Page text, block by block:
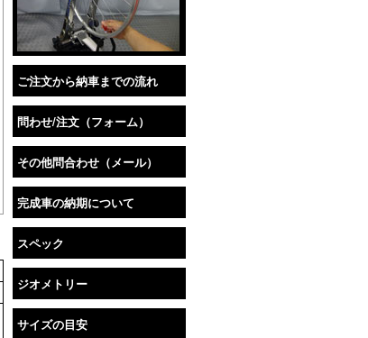
ご注文から納車までの流れ
問わせ/注文（フォーム）
その他問合わせ（メール）
完成車の納期について
スペック
ジオメトリー
サイズの目安